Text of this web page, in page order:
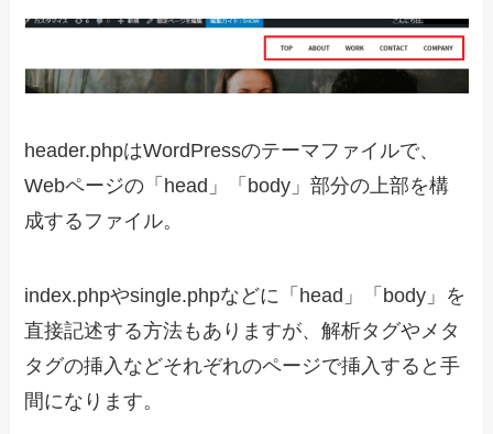
header.phpはWordPressのテーマファイルで、
Webページの「head」「body」部分の上部を構
成するファイル。
index.phpやsingle.phpなどに「head」「body」を
直接記述する方法もありますが、解析タグやメタ
タグの挿入などそれぞれのページで挿入すると手
間になります。